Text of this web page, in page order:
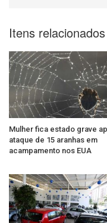
Itens
Mulher fica estado grave
ataque de 15 aranhas em
acampamento nos EUA